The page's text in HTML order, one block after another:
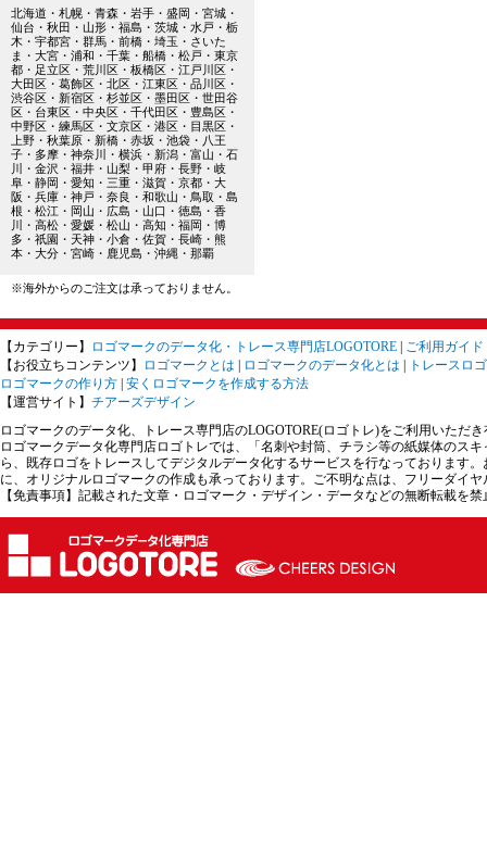
北海道・札幌・青森・岩手・盛岡・宮城・
仙台・秋田・山形・福島・茨城・水戸・栃
木・宇都宮・群馬・前橋・埼玉・さいた
ま・大宮・浦和・千葉・船橋・松戸・東京
都・足立区・荒川区・板橋区・江戸川区・
大田区・葛飾区・北区・江東区・品川区・
渋谷区・新宿区・杉並区・墨田区・世田谷
区・台東区・中央区・千代田区・豊島区・
中野区・練馬区・文京区・港区・目黒区・
上野・秋葉原・新橋・赤坂・池袋・八王
子・多摩・神奈川・横浜・新潟・富山・石
川・金沢・福井・山梨・甲府・長野・岐
阜・静岡・愛知・三重・滋賀・京都・大
阪・兵庫・神戸・奈良・和歌山・鳥取・島
根・松江・岡山・広島・山口・徳島・香
川・高松・愛媛・松山・高知・福岡・博
多・祇園・天神・小倉・佐賀・長崎・熊
本・大分・宮崎・鹿児島・沖縄・那覇
※海外からのご注文は承っておりません。
【カテゴリー】 ロゴマークのデータ化・トレース専門店LOGOTORE ご利用ガイド
【お役立ちコンテンツ】
ロゴマークとは ロゴマークのデータ化とは
トレースロ
ロゴマークの作り方 安くロゴマークを作成する方法
【運営サイト】 チアーズデザイン
ロゴマークのデータ化、トレース専門店のLOGOTORE(ロゴトレ)をご利用いた
ロゴマークデータ化専門店ロゴトレでは、「名刺や封筒、チラシ等の紙媒体のス
ら、既存ロゴをトレースしてデジタルデータ化するサービスを行なっております
に、オリジナルロゴマークの作成も承っております。ご不明な点は、フリーダイ
【免責事項】記載された文章・ロゴマーク・デザイン・データなどの無断転載を